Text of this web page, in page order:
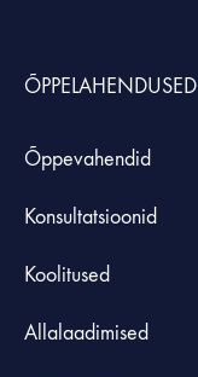
ÕPPELAHENDUSED
Õppevahendid
Konsultatsioonid
Koolitused
Allalaadimised